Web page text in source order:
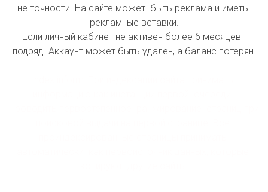
не точности. На сайте может  быть реклама и иметь
рекламные вставки.
Если личный кабинет не активен более 6 месяцев
подряд. Аккаунт может быть удален, а баланс потерян.